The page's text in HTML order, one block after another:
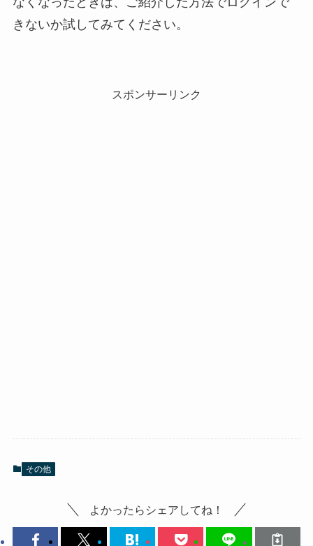
きないか試してみてください。
スポンサーリンク
その他
よかったらシェアしてね！